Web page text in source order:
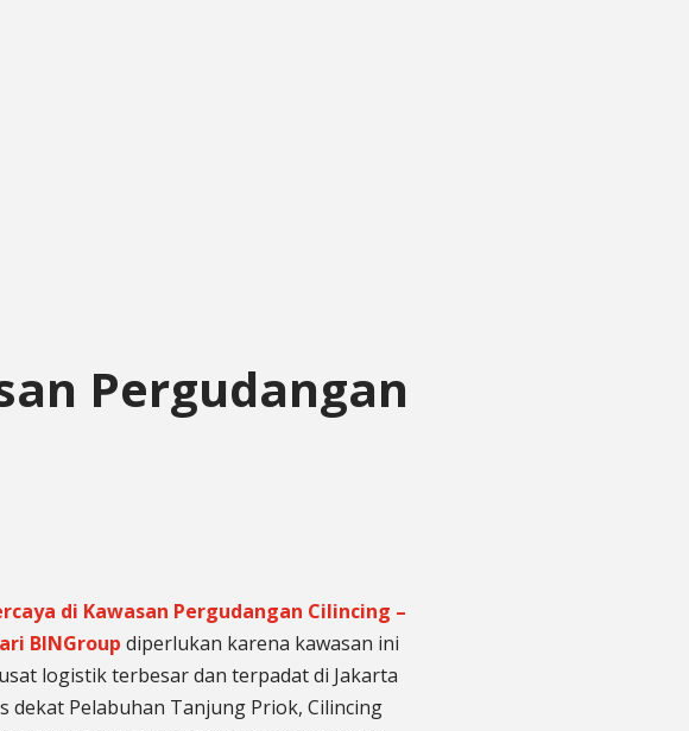
Pergudangan
di Kawasan Pergudangan Cilincing –
BINGroup diperlukan karena kawasan ini
logistik terbesar dan terpadat di Jakarta
dekat Pelabuhan Tanjung Priok, Cilincing